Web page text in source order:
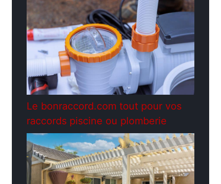
Le bonraccord.com tout pour vos
raccords piscine ou plomberie